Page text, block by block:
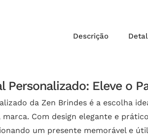
Descrição
Personalizado: Eleve o
da Zen Brindes é a escolha
Com design elegante e
um presente memorável e